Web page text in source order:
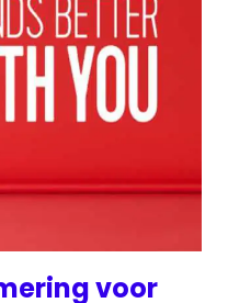
voor